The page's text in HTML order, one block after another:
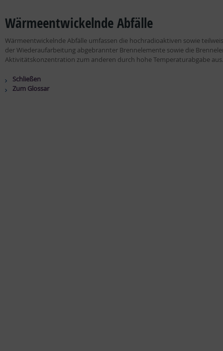
Wärmeentwickelnde Abfälle
Wärmeentwickelnde Abfälle umfassen die hochradioaktiven sowie
der Wiederaufarbeitung abgebrannter Brennelemente sowie die
Aktivitätskonzentration zum anderen durch hohe Temperaturabgabe aus.
Schließen
Zum Glossar